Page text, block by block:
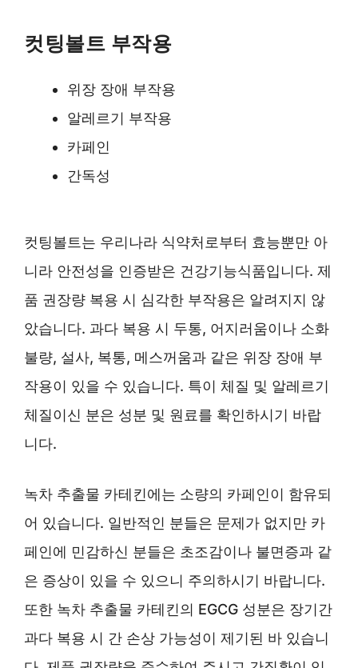
컷팅볼트 부작용
위장 장애 부작용
알레르기 부작용
카페인
간독성
컷팅볼트는 우리나라 식약처로부터 효능뿐만 아
니라 안전성을 인증받은 건강기능식품입니다. 제
품 권장량 복용 시 심각한 부작용은 알려지지 않
았습니다. 과다 복용 시 두통, 어지러움이나 소화
불량, 설사, 복통, 메스꺼움과 같은 위장 장애 부
작용이 있을 수 있습니다. 특이 체질 및 알레르기
체질이신 분은 성분 및 원료를 확인하시기 바랍
니다.
녹차 추출물 카테킨에는 소량의 카페인이 함유되
어 있습니다. 일반적인 분들은 문제가 없지만 카
페인에 민감하신 분들은 초조감이나 불면증과 같
은 증상이 있을 수 있으니 주의하시기 바랍니다.
또한 녹차 추출물 카테킨의 EGCG 성분은 장기간
과다 복용 시 간 손상 가능성이 제기된 바 있습니